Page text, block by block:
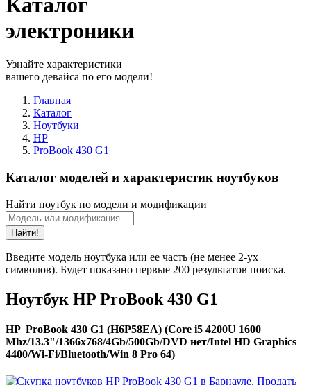
электроники
Узнайте характеристики
вашего девайса по его модели!
Главная
Каталог
Ноутбуки
HP
ProBook 430 G1
Каталог моделей и характеристик ноутбуков
Найти ноутбук по модели и модификации
Найти!
Введите модель ноутбука или ее часть (не менее 2-ух
символов). Будет показано первые 200 результатов поиска.
Ноутбук HP ProBook 430 G1
HP ProBook 430 G1 (H6P58EA) (Core i5 4200U 1600
Mhz/13.3"/1366x768/4Gb/500Gb/DVD нет/Intel HD Graphics
4400/Wi-Fi/Bluetooth/Win 8 Pro 64)